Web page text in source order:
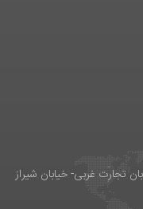
تجارت غربی- خیابان شیراز